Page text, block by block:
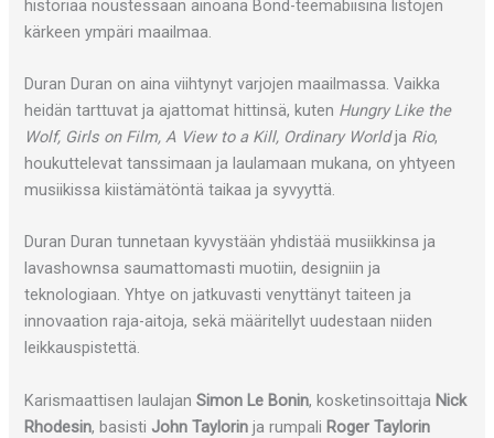
historiaa noustessaan ainoana Bond-teemabiisinä listojen
kärkeen ympäri maailmaa.
Duran Duran on aina viihtynyt varjojen maailmassa. Vaikka
heidän tarttuvat ja ajattomat hittinsä, kuten Hungry Like the
Wolf, Girls on Film, A View to a Kill, Ordinary Worldja Rio,
houkuttelevat tanssimaan ja laulamaan mukana, on yhtyeen
musiikissa kiistämätöntä taikaa ja syvyyttä.
Duran Duran tunnetaan kyvystään yhdistää musiikkinsa ja
lavashownsa saumattomasti muotiin, designiin ja
teknologiaan. Yhtye on jatkuvasti venyttänyt taiteen ja
innovaation raja-aitoja, sekä määritellyt uudestaan niiden
leikkauspistettä.
Karismaattisen laulajan Simon Le Bonin, kosketinsoittaja Nick
Rhodesin, basisti John Taylorinja rumpali Roger Taylorin